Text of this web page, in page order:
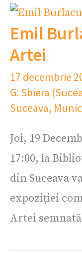
Emil
Artei
17 decembrie
G. Sbiera
Suceava,
Joi, 19
17:00, la
din Suceava
expoziției
Artei